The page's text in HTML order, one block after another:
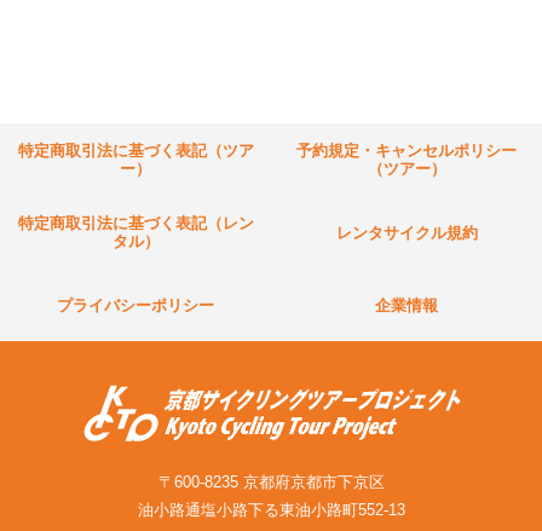
特定商取引法に基づく表記（ツア
ー）
予約規定・キャンセルポリシー
（ツアー）
特定商取引法に基づく表記（レン
タル）
レンタサイクル規約
プライバシーポリシー 企業情報
〒600-8235 京都府京都市下京区
油小路通塩小路下る東油小路町552-13